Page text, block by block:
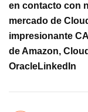
en contacto con
mercado de
impresionante
de Amazon,
OracleLinkedIn